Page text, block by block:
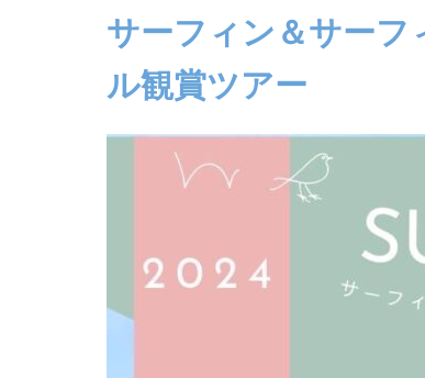
サーフィン＆サーフ
ル観賞ツアー